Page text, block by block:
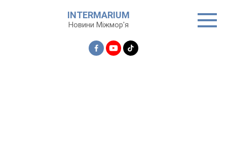
INTERMARIUM
Новини Міжмор'я